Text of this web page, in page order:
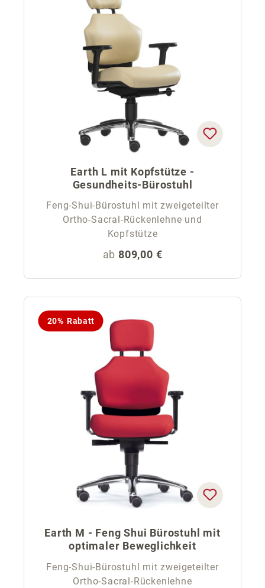
Earth L mit Kopfstütze -
Gesundheits-Bürostuhl
Feng-Shui-Bürostuhl mit zweigeteilter
Ortho-Sacral-Rückenlehne und
Kopfstütze
Regulärer Preis:
ab 809,00 €
20% Rabatt
Earth M - Feng Shui Bürostuhl mit
optimaler Beweglichkeit
Feng-Shui-Bürostuhl mit zweigeteilter
Ortho-Sacral-Rückenlehne